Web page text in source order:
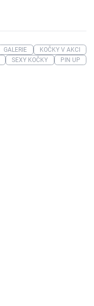
GALERIE
KOČKY V AKCI
SEXY KOČKY PIN UP